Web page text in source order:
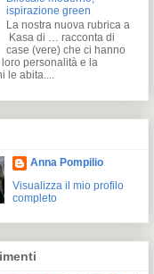
ispirazione green
La nostra nuova rubrica a
Kasa di … racconta di
case (vere) che ci hanno
personalità e la
le abita....
Anna Pompilio
Visualizza il mio profilo
completo